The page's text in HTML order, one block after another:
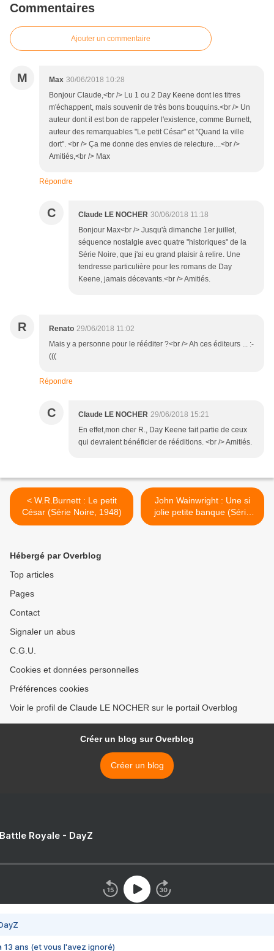
Commentaires
Ajouter un commentaire
M Max 30/06/2018 10:28
Bonjour Claude,<br /> Lu 1 ou 2 Day Keene dont les titres
m'échappent, mais souvenir de très bons bouquins.<br /> Un
auteur dont il est bon de rappeler l'existence, comme Burnett,
auteur des remarquables "Le petit César" et "Quand la ville
dort". <br /> Ça me donne des envies de relecture....<br />
Amitiés,<br /> Max
Répondre
C Claude LE NOCHER 30/06/2018 11:18
Bonjour Max<br /> Jusqu'à dimanche 1er juillet,
séquence nostalgie avec quatre "historiques" de la
Série Noire, que j'ai eu grand plaisir à relire. Une
tendresse particulière pour les romans de Day
Keene, jamais décevants.<br /> Amitiés.
R Renato 29/06/2018 11:02
Mais y a personne pour le rééditer ?<br /> Ah ces éditeurs ... :-
(((
Répondre
C Claude LE NOCHER 29/06/2018 15:21
En effet,mon cher R., Day Keene fait partie de ceux
qui devraient bénéficier de rééditions. <br /> Amitiés.
< W.R.Burnett : Le petit
César (Série Noire, 1948)
John Wainwright : Une si
jolie petite banque (Série
Noire, 1980) >
Hébergé par Overblog
Top articles
Pages
Contact
Signaler un abus
C.G.U.
Cookies et données personnelles
Préférences cookies
Voir le profil de Claude LE NOCHER sur le portail Overblog
Créer un blog sur Overblog
Créer un blog
Royale - DayZ
13 ans (et vous l'avez ignoré)